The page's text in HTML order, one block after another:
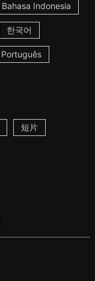
Bahasa Indonesia
한국어
Português
短片